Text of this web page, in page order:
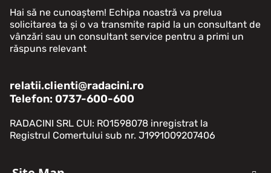
Hai să ne cunoaștem! Echipa noastră va prelua
solicitarea ta și o va transmite rapid la un consultant de
vânzări sau un consultant service pentru a primi un
răspuns relevant
relatii.clienti@radacini.ro
Telefon: 0737-600-600
RADACINI SRL CUI: RO1598078 inregistrat la
Registrul Comertului sub nr. J1991009207406